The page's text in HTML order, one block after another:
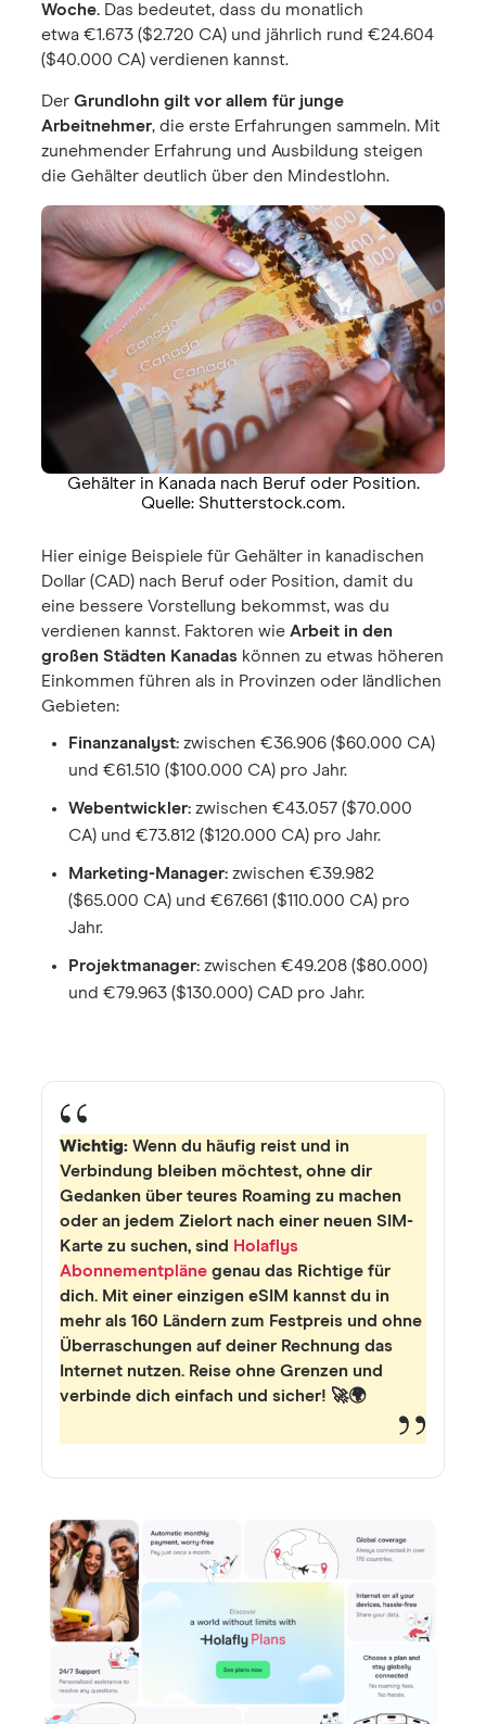
Woche. Das bedeutet, dass du monatlich
etwa €1.673 ($2.720 CA) und jährlich rund €24.604
($40.000 CA) verdienen kannst.
DerGrundlohn gilt vor allem für junge
Arbeitnehmer, die erste Erfahrungen sammeln. Mit
zunehmender Erfahrung und Ausbildung steigen
die Gehälter deutlich über den Mindestlohn.
Gehälter in Kanada nach Beruf oder Position.
Quelle: Shutterstock.com.
Hier einige Beispiele für Gehälter in kanadischen
Dollar (CAD) nach Beruf oder Position, damit du
eine bessere Vorstellung bekommst, was du
verdienen kannst. Faktoren wieArbeit in den
großen Städten Kanadas können zu etwas höheren
Einkommen führen als in Provinzen oder ländlichen
Gebieten:
Finanzanalyst: zwischen €36.906 ($60.000 CA)
und €61.510 ($100.000 CA) pro Jahr.
Webentwickler: zwischen €43.057 ($70.000
CA) und €73.812 ($120.000 CA) pro Jahr.
Marketing-Manager: zwischen €39.982
($65.000 CA) und €67.661 ($110.000 CA) pro
Jahr.
Projektmanager: zwischen €49.208 ($80.000)
und €79.963 ($130.000) CAD pro Jahr.
Wichtig:Wenn du häufig reist und in
Verbindung bleiben möchtest, ohne dir
Gedanken über teures Roaming zu machen
oder an jedem Zielort nach einer neuen SIM-
Karte zu suchen, sind
Holaflys
Abonnementpläne genau das Richtige für
dich. Mit einer einzigen eSIM kannst du in
mehr als 160 Ländern zum Festpreis und ohne
Überraschungen auf deiner Rechnung das
Internet nutzen. Reise ohne Grenzen und
verbinde dich einfach und sicher! 🚀🌍